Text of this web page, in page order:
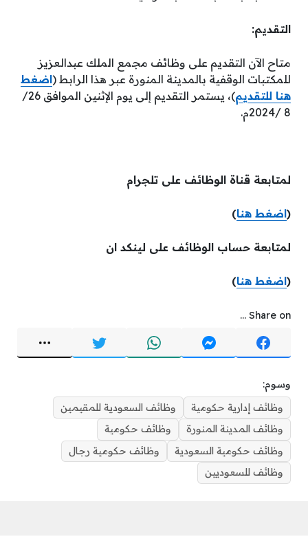
التقديم:
متاح الآن التقديم على وظائف مجمع الملك عبدالعزيز
للمكتبات الوقفية بالمدينة المنورة عبر هذا الرابط (اضغط
هنا للتقديم
)، يستمر التقديم إلى يوم الإثنين الموافق 26/
8 /2024م.
لمتابعة قناة الوظائف على تلجرام
(اضغط هنا)
لمتابعة حساب الوظائف على لينكد ان
(اضغط هنا)
Share on ...
وسوم:
وظائف إدارية حكومية
وظائف السعودية للمقيمين
وظائف المدينة المنورة
وظائف حكومية
وظائف حكومية السعودية
وظائف حكومية رجال
وظائف للسعوديين